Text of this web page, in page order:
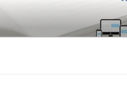
Saltar
al
contenido